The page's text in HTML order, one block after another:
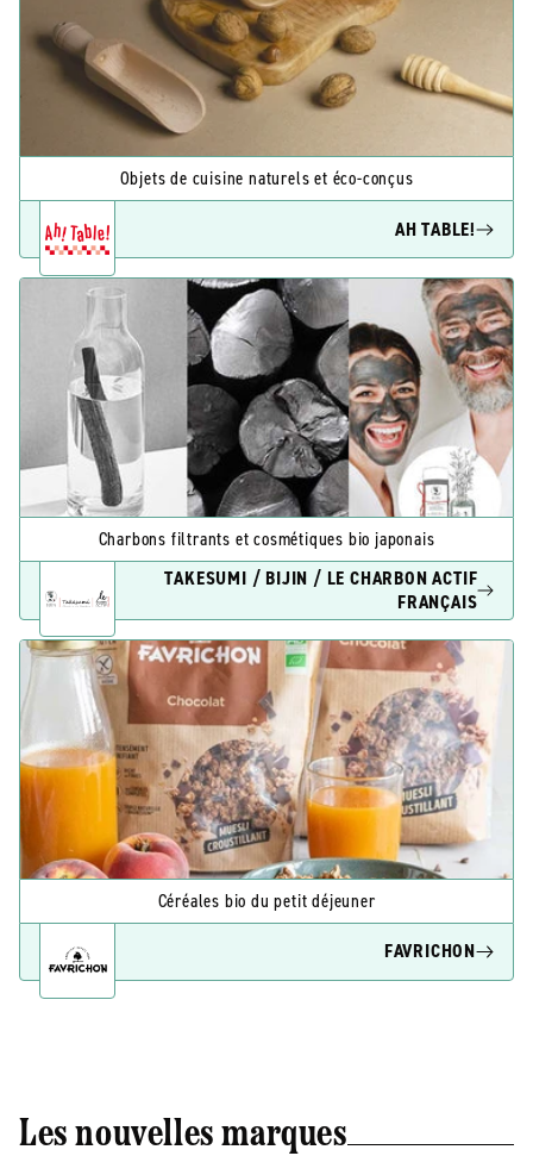
Objets de cuisine naturels et éco-conçus
AH TABLE!
Charbons filtrants et cosmétiques bio japonais
TAKESUMI / BIJIN / LE CHARBON ACTIF
FRANÇAIS
Céréales bio du petit déjeuner
FAVRICHON
Les nouvelles marques